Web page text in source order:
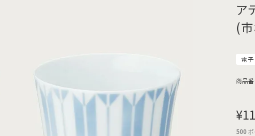
ア
(
電
商品
¥
500